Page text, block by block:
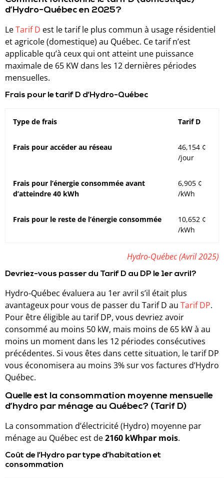
d’Hydro-Québec en 2025?
LeTarif D est le tarif le plus commun à usage résidentiel
et agricole (domestique) au Québec. Ce tarif n’est
applicable qu’à ceux qui ont atteint une puissance
maximale de 65 KW dans les 12 dernières périodes
mensuelles.
Frais pour le tarif D d’Hydro-Québec
Type de frais Tarif D
Frais pour accéder au réseau
46,154 ¢
/jour
Frais pour l’énergie consommée avant
d’atteindre 40 kWh
6,905 ¢
/kWh
Frais pour le reste de l’énergie consommée
10,652 ¢
/kWh
Hydro-Québec (Avril 2025)
Devriez-vous passer du Tarif D au DP le 1er avril?
Hydro-Québec évaluera au 1er avril s’il était plus
avantageux pour vous de passer du Tarif D au Tarif DP.
Pour être éligible au tarif DP, vous devriez avoir
consommé au moins 50 kW, mais moins de 65 kW à au
moins un moment dans les 12 périodes consécutives
précédentes. Si vous êtes dans cette situation, le tarif DP
vous économisera au moins 3% sur vos factures d’Hydro
Québec.
Quelle est la consommation moyenne mensuelle
d’hydro par ménage au Québec? (Tarif D)
La consommation d’électricité (Hydro) moyenne par
ménage au Québec est de2160 kWhpar mois.
Coût de l’Hydro par type d’habitation et
consommation